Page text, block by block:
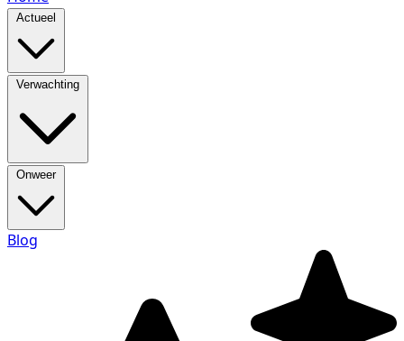
Actueel
Verwachting
Onweer
Blog